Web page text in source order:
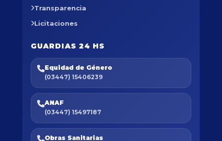
Transparencia
Licitaciones
GUARDIAS 24 HS
Equidad de Género
(03447) 15406239
ANAF
(03447) 15497187
Obras Sanitarias